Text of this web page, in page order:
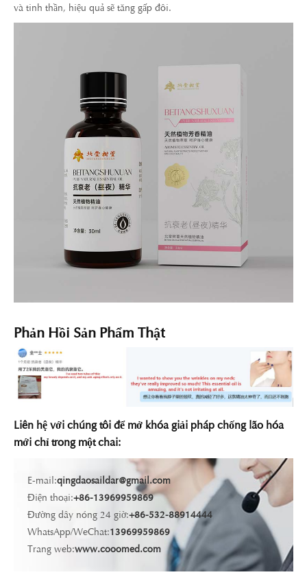
và tinh thần, hiệu quả sẽ tăng gấp đôi.
Phản Hồi Sản Phẩm Thật
Liên hệ với chúng tôi để mở khóa giải pháp chống lão hóa
mới chỉ trong một chai:
E-mail:qingdaosaildar@gmail.com
Điện thoại:+86-13969959869
Đường dây nóng 24 giờ:+86-532-88914444
WhatsApp/WeChat:13969959869
Trang web:www.cooomed.com